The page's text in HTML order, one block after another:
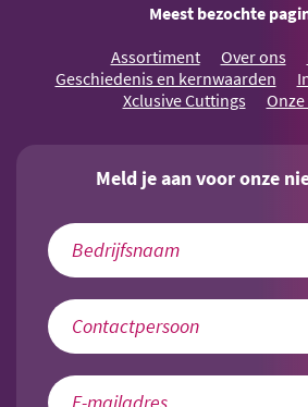
Meest bezochte
Assortiment Over ons
Geschiedenis en kernwaarden
Xclusive Cuttings
Meld je aan voor onze